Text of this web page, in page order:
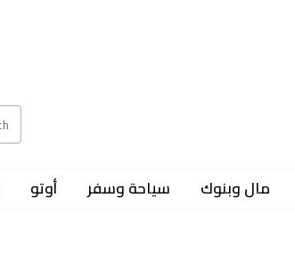
مال وبنوك سياحة وسفر أوتو